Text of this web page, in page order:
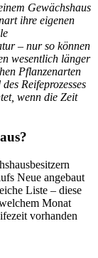
Gewächshaus
ihre eigenen
– nur so können
wesentlich länger
Pflanzenarten
Reifeprozesses
wenn die Zeit
Neue angebaut
Liste – diese
Monat
vorhanden